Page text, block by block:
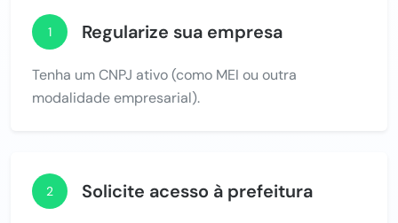
1 Regularize sua empresa
Tenha um CNPJ ativo (como MEI ou outra
modalidade empresarial).
2 Solicite acesso à prefeitura